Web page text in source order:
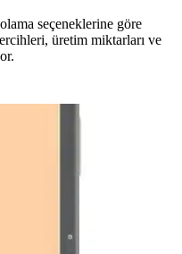
seçeneklerine göre
üretim miktarları ve